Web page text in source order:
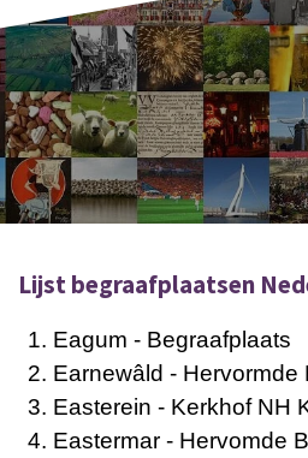
Lijst begraafplaatsen
Eagum - Begraafplaats
Earnewâld - Hervormde
Easterein - Kerkhof NH
Eastermar - Hervomde